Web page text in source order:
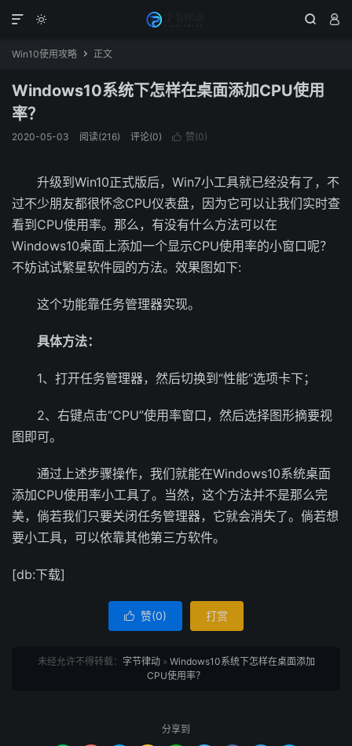
  

Win10使用攻略  正文
Windows10系统下怎样在桌面添加CPU使用
率？
2020-05-03 阅读(216) 评论(0)  赞(0)
升级到Win10正式版后，Win7小工具就已经没有了，不
过不少朋友都很怀念CPU仪表盘，因为它可以让我们实时查
看到CPU使用率。那么，有没有什么方法可以在
Windows10桌面上添加一个显示CPU使用率的小窗口呢？
不妨试试繁星软件园的方法。效果图如下:
这个功能靠任务管理器实现。
具体方法：
1、打开任务管理器，然后切换到“性能”选项卡下；
2、右键点击“CPU”使用率窗口，然后选择图形摘要视
图即可。
通过上述步骤操作，我们就能在Windows10系统桌面
添加CPU使用率小工具了。当然，这个方法并不是那么完
美，倘若我们只要关闭任务管理器，它就会消失了。倘若想
要小工具，可以依靠其他第三方软件。
[db:下载]
 赞(0) 打赏
未经允许不得转载： 字节律动» Windows10系统下怎样在桌面添加
CPU使用率？
分享到